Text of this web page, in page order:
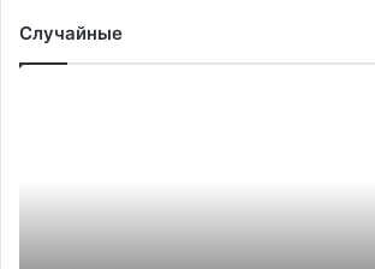
Случайные